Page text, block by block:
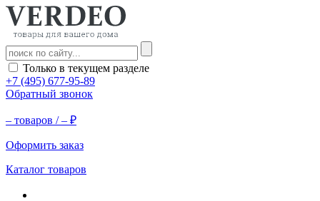
Только в текущем разделе
+7 (495) 677-95-89
Обратный звонок
– товаров /– ₽
Оформить заказ
Каталог товаров